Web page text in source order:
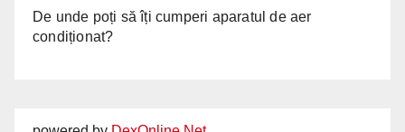
De unde poți să îți cumperi aparatul de aer
condiționat?